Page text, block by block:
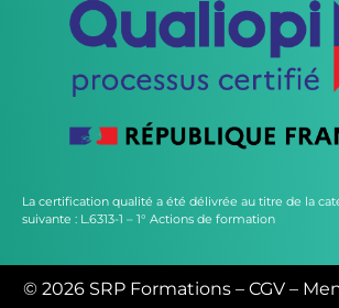
La certification qualité a été délivrée au titre de la
suivante : L.6313-1 – 1° Actions de formation
© 2026 SRP Formations – CGV–